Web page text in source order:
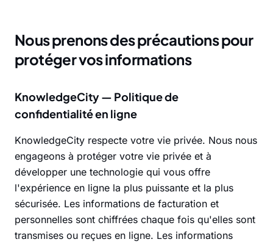
Nous prenons des précautions pour
protéger vos informations
KnowledgeCity — Politique de
confidentialité en ligne
KnowledgeCity respecte votre vie privée. Nous nous
engageons à protéger votre vie privée et à
développer une technologie qui vous offre
l'expérience en ligne la plus puissante et la plus
sécurisée. Les informations de facturation et
personnelles sont chiffrées chaque fois qu'elles sont
transmises ou reçues en ligne. Les informations